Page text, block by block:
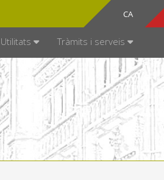
CA
ES
Utilitats Tràmits i serveis